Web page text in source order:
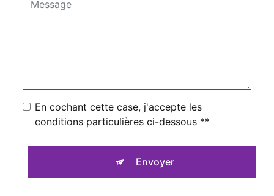
En cochant cette case, j'accepte les
conditions particulières ci-dessous **
Envoyer